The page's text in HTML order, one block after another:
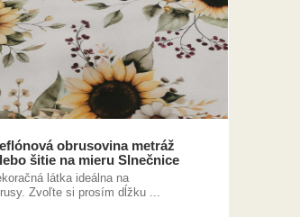
obrusovina metráž
šitie na mieru Slnečnice
látka ideálna na
Zvoľte si prosím dĺžku ...